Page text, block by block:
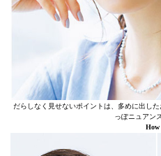
だらしなく見せないポイントは、多めに出し
っぽニュアン
How